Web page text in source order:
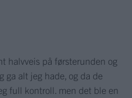
halvveis på førsterunden og
ga alt jeg hade, og da de
full kontroll. men det ble en